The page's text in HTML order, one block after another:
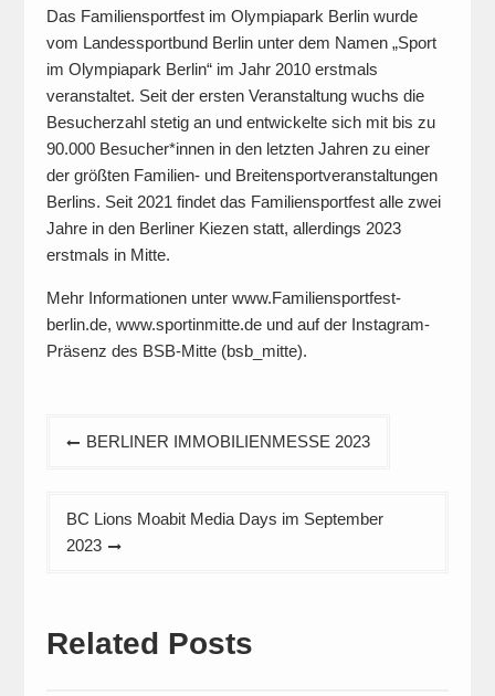
Das Familiensportfest im Olympiapark Berlin wurde
vom Landessportbund Berlin unter dem Namen „Sport
im Olympiapark Berlin“ im Jahr 2010 erstmals
veranstaltet. Seit der ersten Veranstaltung wuchs die
Besucherzahl stetig an und entwickelte sich mit bis zu
90.000 Besucher*innen in den letzten Jahren zu einer
der größten Familien- und Breitensportveranstaltungen
Berlins. Seit 2021 findet das Familiensportfest alle zwei
Jahre in den Berliner Kiezen statt, allerdings 2023
erstmals in Mitte.
Mehr Informationen unter www.Familiensportfest-
berlin.de, www.sportinmitte.de und auf der Instagram-
Präsenz des BSB-Mitte (bsb_mitte).
Beitragsnavigation
BERLINER IMMOBILIENMESSE 2023
BC Lions Moabit Media Days im September
2023
Related Posts